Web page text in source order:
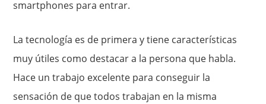
smartphones para entrar.
La tecnología es de primera y tiene características
muy útiles como destacar a la persona que habla.
Hace un trabajo excelente para conseguir la
sensación de que todos trabajan en la misma